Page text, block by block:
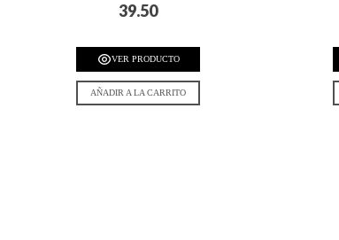
39.50
VER PRODUCTO
AÑADIR A LA CARRITO